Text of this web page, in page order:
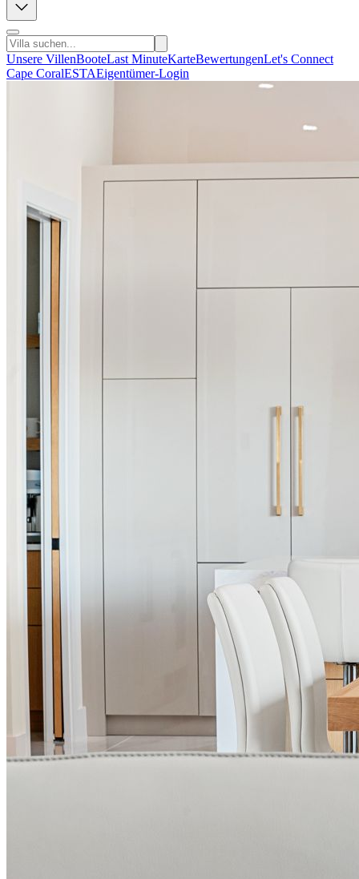
Unsere VillenBooteLast MinuteKarteBewertungenLet's Connect
Cape CoralESTAEigentümer-Login